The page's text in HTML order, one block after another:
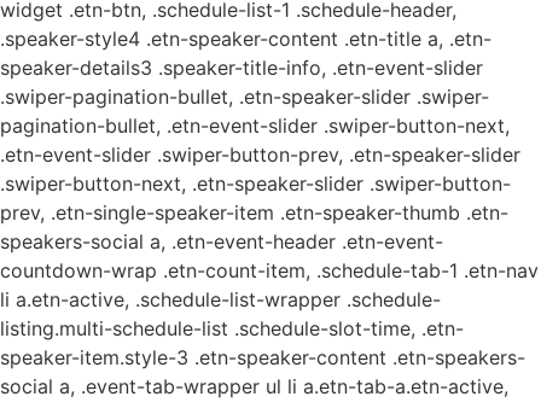
widget .etn-btn, .schedule-list-1 .schedule-header,
.speaker-style4 .etn-speaker-content .etn-title a, .etn-
speaker-details3 .speaker-title-info, .etn-event-slider
.swiper-pagination-bullet, .etn-speaker-slider .swiper-
pagination-bullet, .etn-event-slider .swiper-button-next,
.etn-event-slider .swiper-button-prev, .etn-speaker-slider
.swiper-button-next, .etn-speaker-slider .swiper-button-
prev, .etn-single-speaker-item .etn-speaker-thumb .etn-
speakers-social a, .etn-event-header .etn-event-
countdown-wrap .etn-count-item, .schedule-tab-1 .etn-nav
li a.etn-active, .schedule-list-wrapper .schedule-
listing.multi-schedule-list .schedule-slot-time, .etn-
speaker-item.style-3 .etn-speaker-content .etn-speakers-
social a, .event-tab-wrapper ul li a.etn-tab-a.etn-active,